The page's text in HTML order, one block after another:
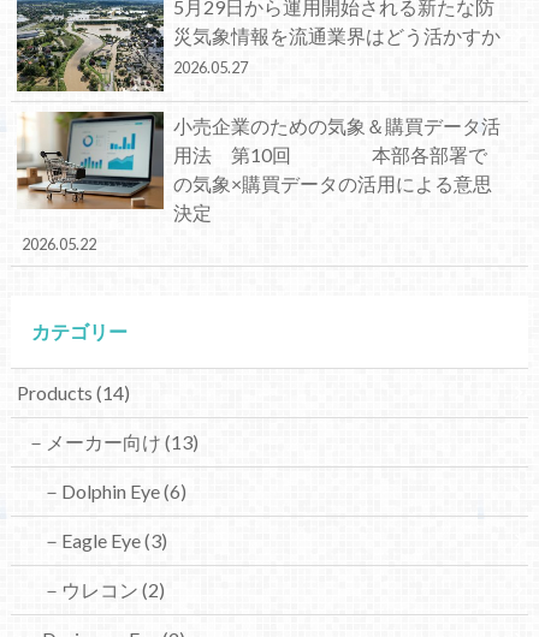
5月29日から運用開始される新たな防
災気象情報を流通業界はどう活かすか
2026.05.27
小売企業のための気象＆購買データ活
用法 第10回 本部各部署で
の気象×購買データの活用による意思
決定
2026.05.22
カテゴリー
Products (14)
－メーカー向け (13)
－Dolphin Eye(6)
－Eagle Eye(3)
－ウレコン (2)